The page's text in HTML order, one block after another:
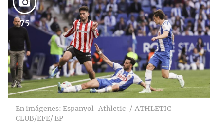
75
En imágenes: Espanyol-Athletic
ATHLETIC
CLUB/EFE/ EP